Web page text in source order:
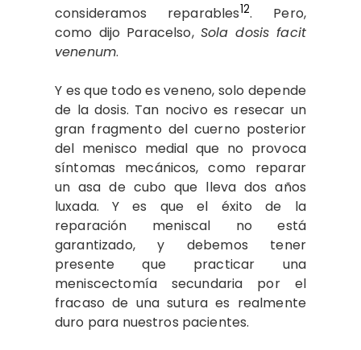
consideramos reparables12. Pero,
como dijo Paracelso, Sola dosis facit
venenum.
Y es que todo es veneno, solo depende
de la dosis. Tan nocivo es resecar un
gran fragmento del cuerno posterior
del menisco medial que no provoca
síntomas mecánicos, como reparar
un asa de cubo que lleva dos años
luxada. Y es que el éxito de la
reparación meniscal no está
garantizado, y debemos tener
presente que practicar una
meniscectomía secundaria por el
fracaso de una sutura es realmente
duro para nuestros pacientes.